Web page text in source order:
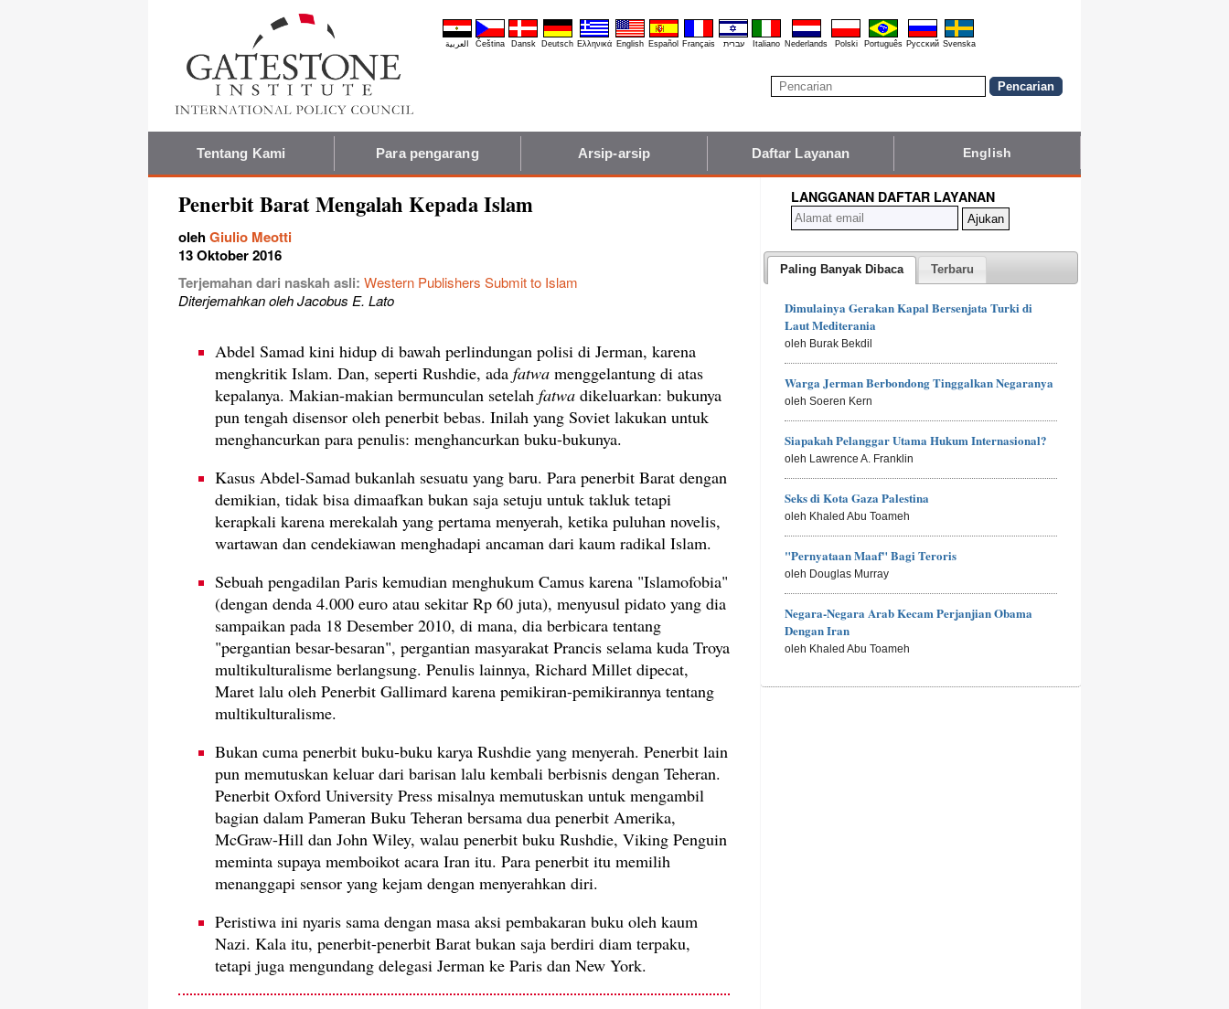
العربية Čeština Dansk Deutsch Ελληνικά English Español Français עברית Italiano Nederlands Polski Português Pyccĸий Svenska
Tentang Kami Para pengarang Arsip-arsip Daftar Layanan English
Penerbit Barat Mengalah Kepada Islam
olehGiulio Meotti
13 Oktober 2016
Terjemahan dari naskah asli: Western Publishers Submit to Islam
Diterjemahkan oleh Jacobus E. Lato
Abdel Samad kini hidup di bawah perlindungan polisi di Jerman, karena
mengkritik Islam. Dan, seperti Rushdie, ada fatwa menggelantung di atas
kepalanya. Makian-makian bermunculan setelah fatwa dikeluarkan: bukunya
pun tengah disensor oleh penerbit bebas. Inilah yang Soviet lakukan untuk
menghancurkan para penulis: menghancurkan buku-bukunya.
Kasus Abdel-Samad bukanlah sesuatu yang baru. Para penerbit Barat dengan
demikian, tidak bisa dimaafkan bukan saja setuju untuk takluk tetapi
kerapkali karena merekalah yang pertama menyerah, ketika puluhan novelis,
wartawan dan cendekiawan menghadapi ancaman dari kaum radikal Islam.
Sebuah pengadilan Paris kemudian menghukum Camus karena "Islamofobia"
(dengan denda 4.000 euro atau sekitar Rp 60 juta), menyusul pidato yang dia
sampaikan pada 18 Desember 2010, di mana, dia berbicara tentang
"pergantian besar-besaran", pergantian masyarakat Prancis selama kuda Troya
multikulturalisme berlangsung. Penulis lainnya, Richard Millet dipecat,
Maret lalu oleh Penerbit Gallimard karena pemikiran-pemikirannya tentang
multikulturalisme.
Bukan cuma penerbit buku-buku karya Rushdie yang menyerah. Penerbit lain
pun memutuskan keluar dari barisan lalu kembali berbisnis dengan Teheran.
Penerbit Oxford University Press misalnya memutuskan untuk mengambil
bagian dalam Pameran Buku Teheran bersama dua penerbit Amerika,
McGraw-Hill dan John Wiley, walau penerbit buku Rushdie, Viking Penguin
meminta supaya memboikot acara Iran itu. Para penerbit itu memilih
menanggapi sensor yang kejam dengan menyerahkan diri.
Peristiwa ini nyaris sama dengan masa aksi pembakaran buku oleh kaum
Nazi. Kala itu, penerbit-penerbit Barat bukan saja berdiri diam terpaku,
tetapi juga mengundang delegasi Jerman ke Paris dan New York.
LANGGANAN DAFTAR LAYANAN
Paling Banyak Dibaca Terbaru
Dimulainya Gerakan Kapal Bersenjata Turki di
Laut Mediterania
oleh Burak Bekdil
Warga Jerman Berbondong Tinggalkan Negaranya
oleh Soeren Kern
Siapakah Pelanggar Utama Hukum Internasional?
oleh Lawrence A. Franklin
Seks di Kota Gaza Palestina
oleh Khaled Abu Toameh
"Pernyataan Maaf" Bagi Teroris
oleh Douglas Murray
Negara-Negara Arab Kecam Perjanjian Obama
Dengan Iran
oleh Khaled Abu Toameh